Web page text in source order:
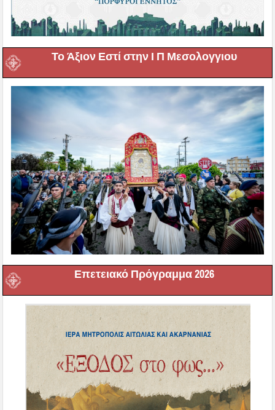
Το Άξιον Εστί στην Ι Π Μεσολογγιου
Επετειακό Πρόγραμμα 2026